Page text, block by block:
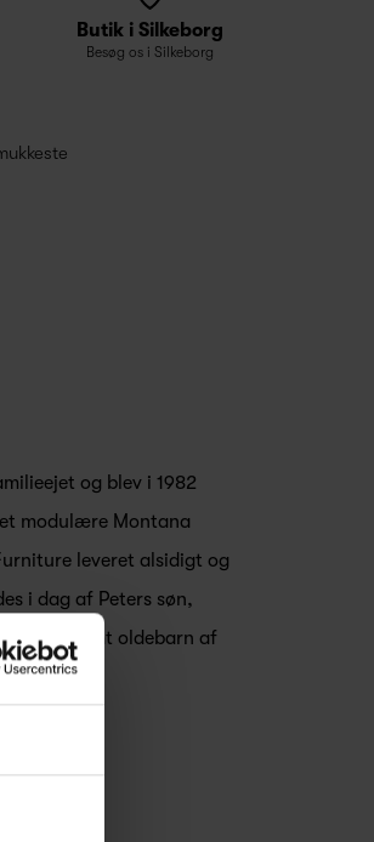
Butik i Silkeborg
Besøg os i Silkeborg
og blev i 1982
modulære Montana
leveret alsidigt og
i dag af Peters søn,
samt oldebarn af